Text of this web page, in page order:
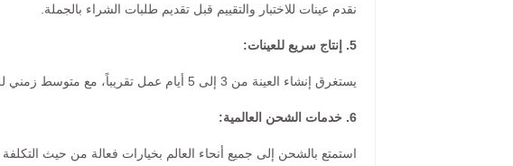
نقدم عينات للاختبار والتقييم قبل تقديم طلبات الشراء بالجملة.
5. إنتاج سريع للعينات:
يستغرق إنشاء العينة من 3 إلى 5 أيام عمل تقريباً، مع متوسط زمني للشحن يبلغ أسبوعاً واحداً لمعظم الوجهات.
6. خدمات الشحن العالمية:
استمتع بالشحن إلى جميع أنحاء العالم بخيارات فعالة من حيث